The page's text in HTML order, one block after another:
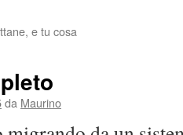
e tu cosa
da Maurino